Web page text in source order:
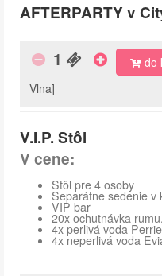
AFTERPARTY v
1 do
Vlna]
V.I.P. Stôl
V cene:
Stôl pre 4 osoby
Separátne sedenie v
VIP bar
20x ochutnávka
4x perlivá voda
4x neperlivá voda